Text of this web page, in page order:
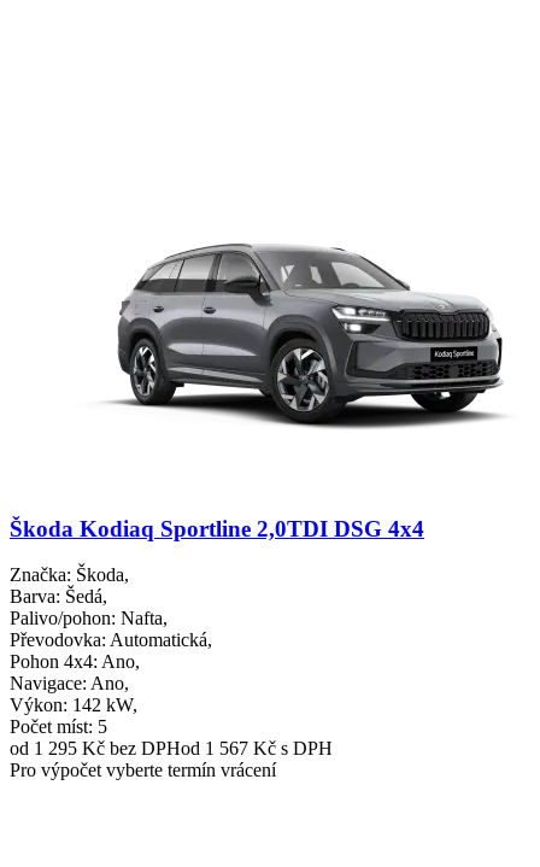
Škoda Kodiaq Sportline 2,0TDI DSG 4x4
Značka: Škoda,
Barva: Šedá,
Palivo/pohon: Nafta,
Převodovka: Automatická,
Pohon 4x4: Ano,
Navigace: Ano,
Výkon: 142 kW,
Počet míst: 5
od 1 295 Kč bez DPHod 1 567 Kč s DPH
Pro výpočet vyberte termín vrácení